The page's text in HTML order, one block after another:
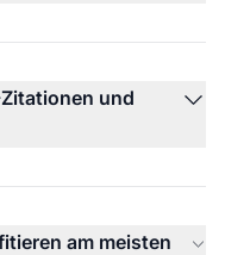
und
am meisten